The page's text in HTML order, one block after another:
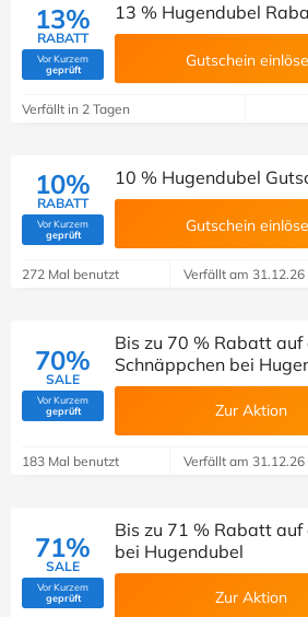
13%
RABATT
Vor Kurzem
geprüft(Von Savoo geprüft)
13 % Hugendubel
Gutschein
Verfällt in 2 Tagen
10%
RABATT
Vor Kurzem
geprüft(Von Savoo geprüft)
10 % Hugendubel
Gutschein
272 Mal benutzt Verfällt am 31.12.26
70%
SALE
Vor Kurzem
geprüft(Von Savoo geprüft)
Bis zu 70 % Rabatt auf
Schnäppchen bei
Zur Aktion
183 Mal benutzt Verfällt am 31.12.26
71%
SALE
Vor Kurzem
geprüft(Von Savoo geprüft)
Bis zu 71 % Rabatt auf
bei Hugendubel
Zur Aktion